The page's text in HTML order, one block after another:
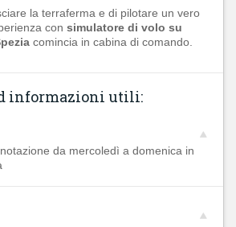
la terraferma e di pilotare un vero
con simulatore di volo su
comincia in cabina di comando.
informazioni utili:
da mercoledì a domenica in